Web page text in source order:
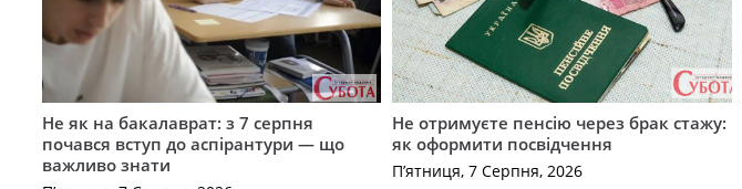
Не як на бакалаврат: з 7 серпня
почався вступ до аспірантури — що
важливо знати
Не отримуєте пенсію через брак стажу:
як оформити посвідчення
П’ятниця, 7 Серпня, 2026